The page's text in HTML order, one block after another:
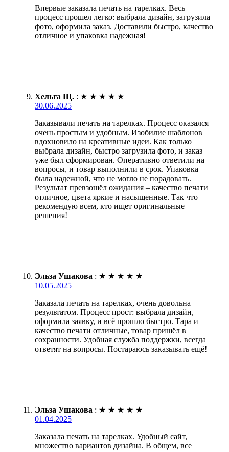
Впервые заказала печать на тарелках. Весь
процесс прошел легко: выбрала дизайн, загрузила
фото, оформила заказ. Доставили быстро, качество
отличное и упаковка надежная!
Хельга Щ. : ★ ★ ★ ★ ★
30.06.2025
Заказывали печать на тарелках. Процесс оказался
очень простым и удобным. Изобилие шаблонов
вдохновило на креативные идеи. Как только
выбрала дизайн, быстро загрузила фото, и заказ
уже был сформирован. Оперативно ответили на
вопросы, и товар выполнили в срок. Упаковка
была надежной, что не могло не порадовать.
Результат превзошёл ожидания – качество печати
отличное, цвета яркие и насыщенные. Так что
рекомендую всем, кто ищет оригинальные
решения!
Эльза Ушакова : ★ ★ ★ ★ ★
10.05.2025
Заказала печать на тарелках, очень довольна
результатом. Процесс прост: выбрала дизайн,
оформила заявку, и всё прошло быстро. Тара и
качество печати отличные, товар пришёл в
сохранности. Удобная служба поддержки, всегда
ответят на вопросы. Постараюсь заказывать ещё!
Эльза Ушакова : ★ ★ ★ ★ ★
01.04.2025
Заказала печать на тарелках. Удобный сайт,
множество вариантов дизайна. В общем, все